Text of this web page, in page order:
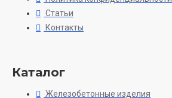
Статьи
Контакты
Каталог
Железобетонные изделия